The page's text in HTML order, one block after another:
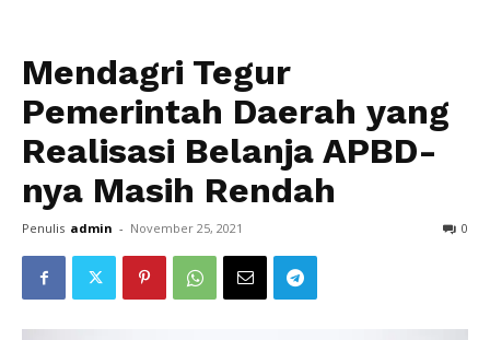
Mendagri Tegur
Pemerintah Daerah yang
Realisasi Belanja APBD-
nya Masih Rendah
Penulis admin - November 25, 2021 0